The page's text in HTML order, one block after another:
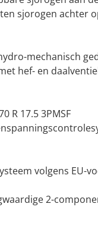
sjorogen achter
mechanisch
hef- en
R 17.5 3PMSF
volgens EU-
2-